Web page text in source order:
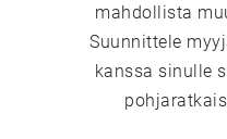
mahdollista
Suunnittele
kanssa sinulle